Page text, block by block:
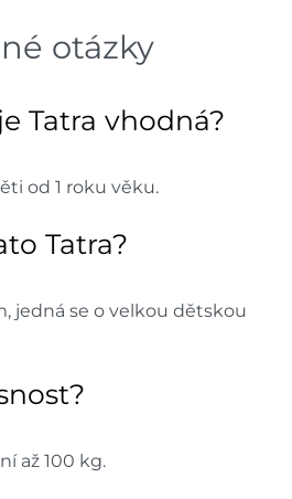
otázky
Tatra vhodná?
od 1 roku věku.
Tatra?
jedná se o velkou dětskou
až 100 kg.